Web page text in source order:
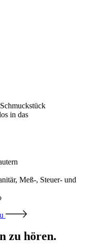
in das
Meß-, Steuer- und
zu hören.